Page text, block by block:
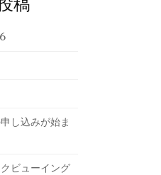
し込みが始ま
ビューイング